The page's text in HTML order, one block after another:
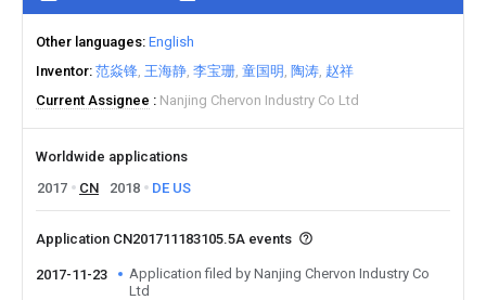
Other languages English
Inventor 范焱锋 王海静 李宝珊 童国明 陶涛 赵祥
Current Assignee
Nanjing Chervon Industry Co Ltd
Worldwide applications
2017
CN 2018 DE US
Application CN201711183105.5A events
2017-11-23
Application filed by Nanjing Chervon Industry Co
Ltd